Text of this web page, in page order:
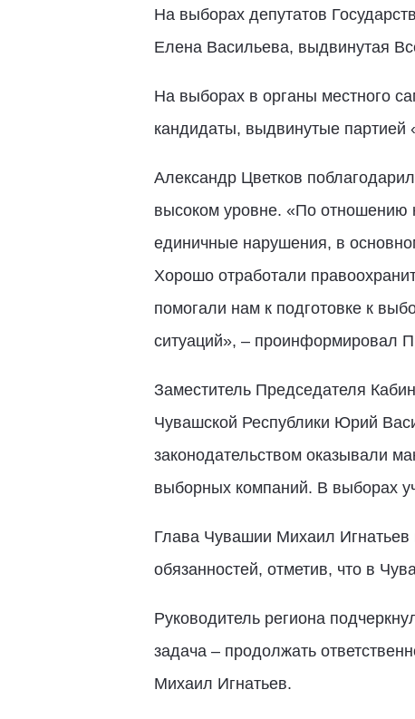
На выборах депутатов
Елена Васильева, выдвинутая
На выборах в органы местного
кандидаты, выдвинутые
Александр Цветков
высоком уровне. «По отношению
единичные нарушения, в
Хорошо отработали
помогали нам к подготовке к
ситуаций», – проинформировал
Заместитель Председателя
Чувашской Республики Юрий
законодательством оказывали
выборных компаний. В выборах
Глава Чувашии Михаил Игнатьев
обязанностей, отметив, что в
Руководитель региона
задача – продолжать
Михаил Игнатьев.